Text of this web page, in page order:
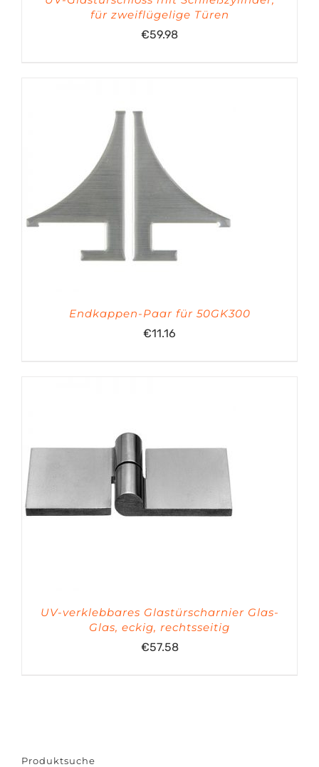
für zweiflügelige Türen
€59.98
Endkappen-Paar für 50GK300
€11.16
UV-verklebbares Glastürscharnier Glas-
Glas, eckig, rechtsseitig
€57.58
Produktsuche